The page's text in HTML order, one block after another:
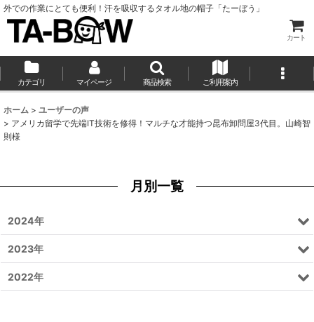
外での作業にとても便利！汗を吸収するタオル地の帽子「たーぼう」
カート
カテゴリ マイページ 商品検索 ご利用案内
ホーム > ユーザーの声
> アメリカ留学で先端IT技術を修得！マルチな才能持つ昆布卸問屋3代目。山崎智
則様
月別一覧
2024年
2023年
2022年